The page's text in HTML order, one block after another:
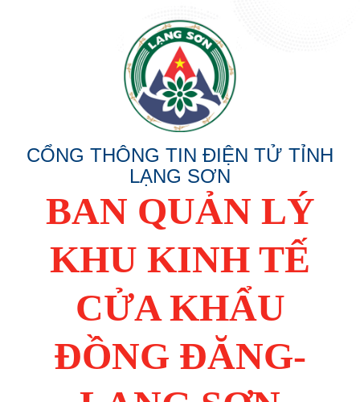
CỔNG THÔNG TIN ĐIỆN TỬ TỈNH
LẠNG SƠN
BAN QUẢN LÝ
KHU KINH TẾ
CỬA KHẨU
ĐỒNG ĐĂNG-